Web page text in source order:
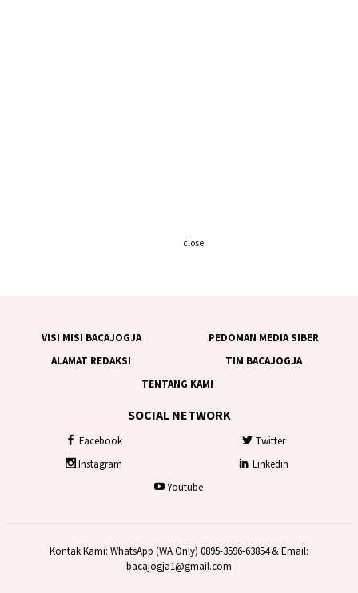
VISI MISI BACAJOGJA
PEDOMAN MEDIA SIBER
ALAMAT REDAKSI
TIM BACAJOGJA
TENTANG KAMI
SOCIAL NETWORK
Facebook
Twitter
Instagram
Linkedin
Youtube
Kontak Kami: WhatsApp (WA Only) 0895-3596-63854 & Email:
bacajogja1@gmail.com
close